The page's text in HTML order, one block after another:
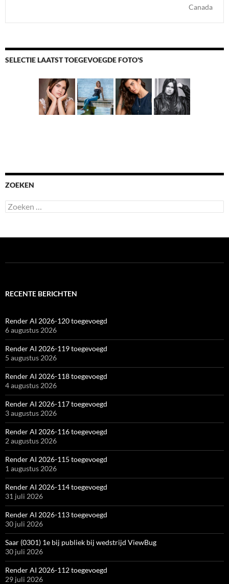
Canada
SELECTIE LAATST TOEGEVOEGDE FOTO'S
ZOEKEN
Zoeken
naar:
RECENTE BERICHTEN
Render AI 2026-120 toegevoegd
6 augustus 2026
Render AI 2026-119 toegevoegd
5 augustus 2026
Render AI 2026-118 toegevoegd
4 augustus 2026
Render AI 2026-117 toegevoegd
3 augustus 2026
Render AI 2026-116 toegevoegd
2 augustus 2026
Render AI 2026-115 toegevoegd
1 augustus 2026
Render AI 2026-114 toegevoegd
31 juli 2026
Render AI 2026-113 toegevoegd
30 juli 2026
Saar (0301) 1e bij publiek bij wedstrijd ViewBug
30 juli 2026
Render AI 2026-112 toegevoegd
29 juli 2026